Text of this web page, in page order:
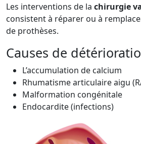
Les interventions de la chirurgie
consistent à réparer ou à
de prothèses.
Causes de
L’accumulation de calcium
Rhumatisme articulaire aigu
Malformation congénitale
Endocardite (infections)